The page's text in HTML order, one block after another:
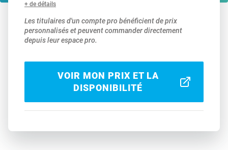
+ de détails
Les titulaires d'un compte pro bénéficient de prix
personnalisés et peuvent commander directement
depuis leur espace pro.
VOIR MON PRIX ET LA
DISPONIBILITÉ